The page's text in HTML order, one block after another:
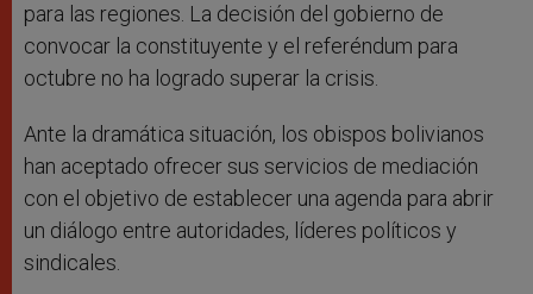
para las regiones. La decisión del gobierno de
convocar la constituyente y el referéndum para
octubre no ha logrado superar la crisis.
Ante la dramática situación, los obispos bolivianos
han aceptado ofrecer sus servicios de mediación
con el objetivo de establecer una agenda para abrir
un diálogo entre autoridades, líderes políticos y
sindicales.